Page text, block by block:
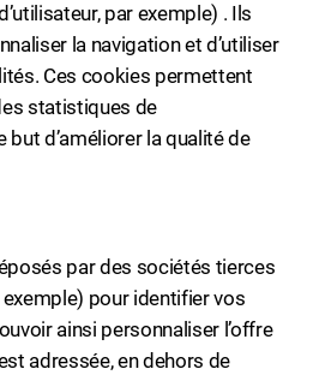
par exemple) . Ils
la navigation et d’utiliser
Ces cookies permettent
statistiques de
but d’améliorer la qualité de
par des sociétés tierces
pour identifier vos
ainsi personnaliser l’offre
adressée, en dehors de